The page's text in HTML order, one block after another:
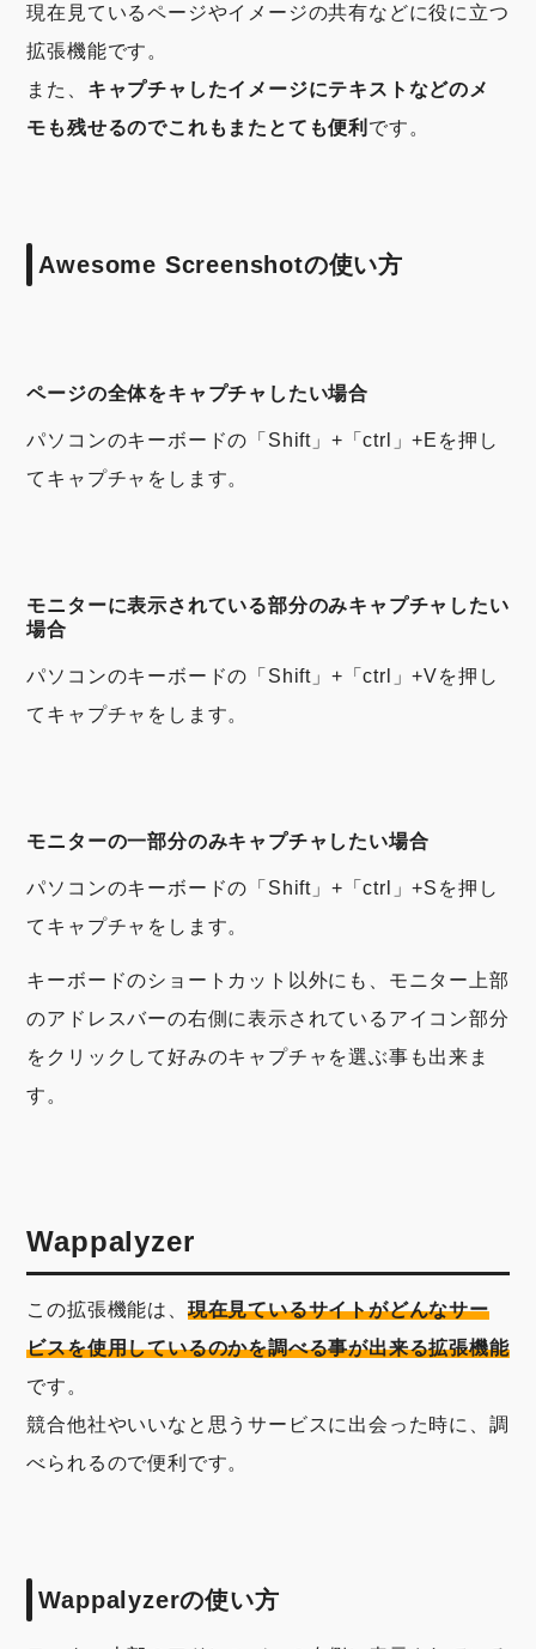
現在見ているページやイメージの共有などに役に立つ
拡張機能です。
また、 キャプチャしたイメージにテキストなどのメ
モも残せるのでこれもまたとても便利 です。
Awesome Screenshotの使い方
ページの全体をキャプチャしたい場合
パソコンのキーボードの「Shift」+「ctrl」+Eを押し
てキャプチャをします。
モニターに表示されている部分のみキャプチャしたい
場合
パソコンのキーボードの「Shift」+「ctrl」+Vを押し
てキャプチャをします。
モニターの一部分のみキャプチャしたい場合
パソコンのキーボードの「Shift」+「ctrl」+Sを押し
てキャプチャをします。
キーボードのショートカット以外にも、モニター上部
のアドレスバーの右側に表示されているアイコン部分
をクリックして好みのキャプチャを選ぶ事も出来ま
す。
Wappalyzer
この拡張機能は、 現在見ているサイトがどんなサー
ビスを使用しているのかを調べる事が出来る拡張機能
です。
競合他社やいいなと思うサービスに出会った時に、調
べられるので便利です。
Wappalyzerの使い方